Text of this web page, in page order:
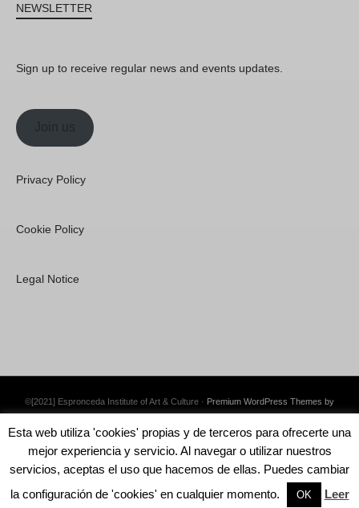
NEWSLETTER
Sign up to receive regular news and events updates.
Join us
Privacy Policy
Cookie Policy
Legal Notice
©[2021] Espronceda Institute of Art & Culture · Premium WordPress Themes by
Esta web utiliza 'cookies' propias y de terceros para ofrecerte una
mejor experiencia y servicio. Al navegar o utilizar nuestros
servicios, aceptas el uso que hacemos de ellas. Puedes cambiar
la configuración de 'cookies' en cualquier momento.
OK Leer
English